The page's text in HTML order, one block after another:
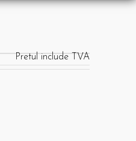
Pretul include TVA